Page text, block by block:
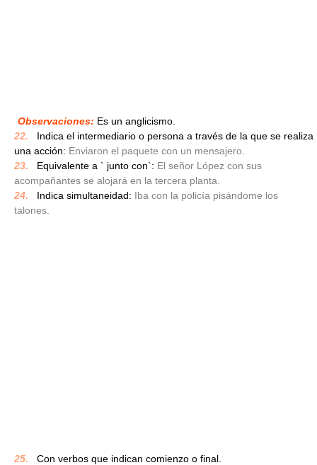
Observaciones: Es un anglicismo.
22.
Indica el intermediario o persona a través de la que se realiza
una acción: Enviaron el paquete con un mensajero.
23.
Equivalente a ` junto con`: El señor López con sus
acompañantes se alojará en la tercera planta.
24.
Indica simultaneidad: Iba con la policía pisándome los
talones.
25.
Con verbos que indican comienzo o final.